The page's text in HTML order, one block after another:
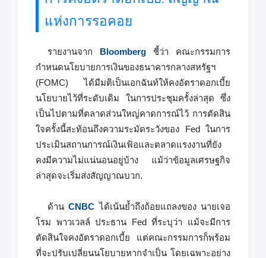
แห่งการรอคอย
รายงานจาก Bloomberg ชี้ว่า คณะกรรมการ
กำหนดนโยบายการเงินของธนาคารกลางสหรัฐฯ
(FOMC) ได้มีมติเป็นเอกฉันท์ให้คงอัตราดอกเบี้ย
นโยบายไว้ที่ระดับเดิม ในการประชุมครั้งล่าสุด ซึ่ง
เป็นไปตามที่ตลาดส่วนใหญ่คาดการณ์ไว้ การตัดสิน
ใจครั้งนี้สะท้อนถึงความระมัดระวังของ Fed ในการ
ประเมินสถานการณ์เงินเฟ้อและตลาดแรงงานที่ยัง
คงมีความไม่แน่นอนอยู่บ้าง แม้ว่าข้อมูลเศรษฐกิจ
ล่าสุดจะเริ่มส่งสัญญาณบวก.
ด้านCNBC ได้เน้นย้ำถึงถ้อยแถลงของ นายเจอ
โรม พาวเวลล์ ประธาน Fed ที่ระบุว่า แม้จะมีการ
ตัดสินใจคงอัตราดอกเบี้ย แต่คณะกรรมการก็พร้อม
ที่จะปรับเปลี่ยนนโยบายหากจำเป็น โดยเฉพาะอย่าง